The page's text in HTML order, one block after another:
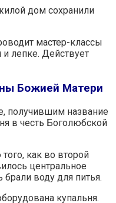
дом сохранили
мастер-классы
лепке. Действует
Божией Матери
получившим название
в честь Боголюбской
как во второй
центральное
воду для питья.
купальня.